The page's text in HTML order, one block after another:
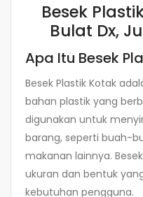
Besek
Bulat Dx,
Apa Itu Besek
Besek Plastik Kotak
bahan plastik yang
digunakan untuk
barang, seperti buah-
makanan lainnya.
ukuran dan bentuk
kebutuhan pengguna.